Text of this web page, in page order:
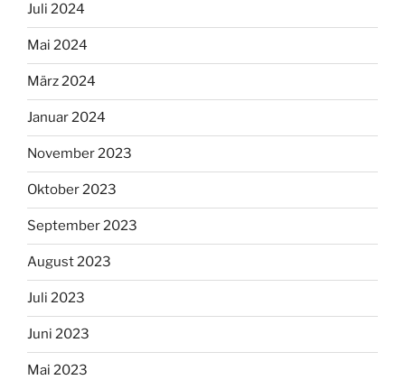
Juli 2024
Mai 2024
März 2024
Januar 2024
November 2023
Oktober 2023
September 2023
August 2023
Juli 2023
Juni 2023
Mai 2023